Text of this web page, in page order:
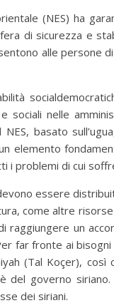
(NES) ha
di sicurezza e
alle persone
nelle
basato
elemento
i problemi di cui
essere
come altre
raggiungere un
far fronte ai
(Tal Koçer), così
del governo
dei siriani.